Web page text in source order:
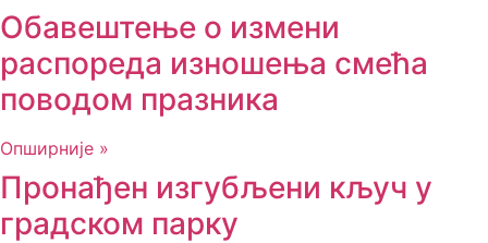
Обавештење о измени
распореда изношења смећа
поводом празника
Опширније »
Пронађен изгубљени кључ у
градском парку